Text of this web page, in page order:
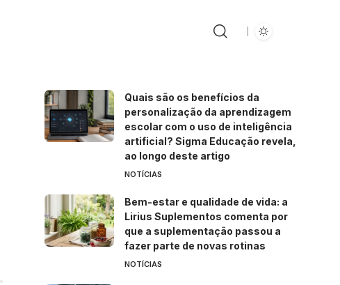
Quais são os benefícios da
personalização da aprendizagem
escolar com o uso de inteligência
artificial? Sigma Educação revela,
ao longo deste artigo
NOTÍCIAS
Bem-estar e qualidade de vida: a
Lirius Suplementos comenta por
que a suplementação passou a
fazer parte de novas rotinas
NOTÍCIAS